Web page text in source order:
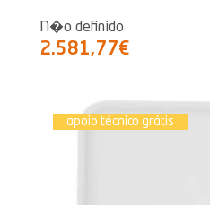
N�o definido
2.581,77€
apoio técnico grátis